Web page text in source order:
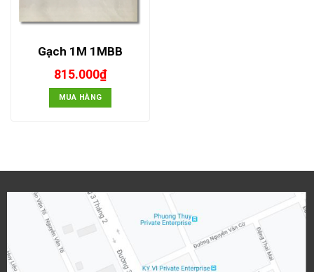
Gạch 1M 1MBB
815.000₫
MUA HÀNG